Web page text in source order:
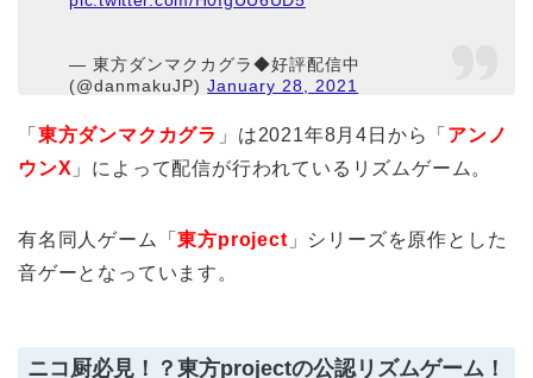
— 東方ダンマクカグラ◆好評配信中
(@danmakuJP)January 28, 2021
「 東方ダンマクカグラ 」は2021年8月4日から「 アンノ
ウンX 」によって配信が行われているリズムゲーム。
有名同人ゲーム「東方project 」シリーズを原作とした
音ゲーとなっています。
ニコ厨必見！？東方projectの公認リズムゲーム！